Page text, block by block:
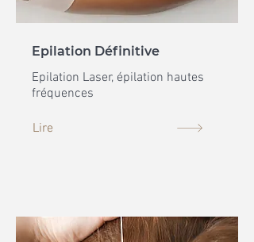
Epilation Définitive
Epilation Laser, épilation hautes
fréquences
Lire